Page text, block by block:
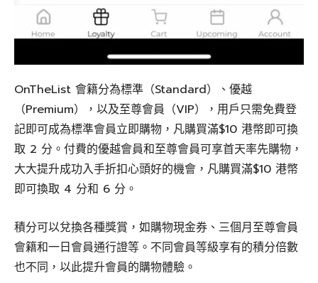
OnTheList 會籍分為標準（Standard）、優越
（Premium），以及至尊會員（VIP），用戶只需免費登
記即可成為標準會員立即購物，凡購買滿$10 港幣即可換
取 2 分。付費的優越會員和至尊會員可享首天率先購物，
大大提升成功入手折扣心頭好的機會，凡購買滿$10 港幣
即可換取 4 分和 6 分。
積分可以兌換各種獎賞，如購物現金券、三個月至尊會員
會籍和一日會員通行證等。不同會員等級享有的積分倍數
也不同，以此提升會員的購物體驗。